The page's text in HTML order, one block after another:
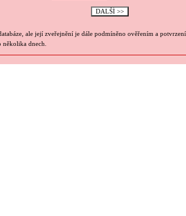
ale její zveřejnění je dále podmíněno ověřením a
dnech.